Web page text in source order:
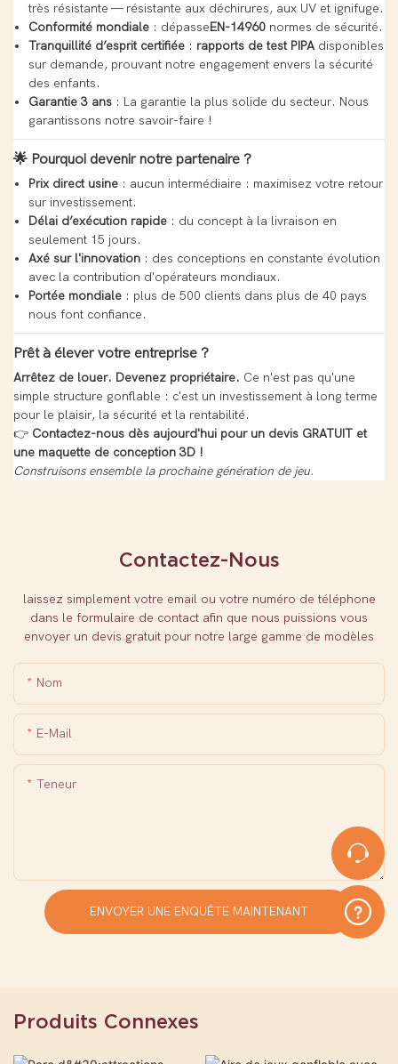
très résistante — résistante aux déchirures, aux UV et ignifuge.
Conformité mondiale: dépasseEN-14960normes de sécurité.
Tranquillité d’esprit certifiée: rapports de test PIPAdisponibles
sur demande, prouvant notre engagement envers la sécurité
des enfants.
Garantie 3 ans: La garantie la plus solide du secteur. Nous
garantissons notre savoir-faire !
🌟 Pourquoi devenir notre partenaire ?
Prix ​​direct usine: aucun intermédiaire : maximisez votre retour
sur investissement.
Délai d’exécution rapide: du concept à la livraison en
seulement 15 jours.
Axé sur l'innovation: des conceptions en constante évolution
avec la contribution d'opérateurs mondiaux.
Portée mondiale: plus de 500 clients dans plus de 40 pays
nous font confiance.
Prêt à élever votre entreprise ?
Arrêtez de louer. Devenez propriétaire. Ce n'est pas qu'une
simple structure gonflable : c'est un investissement à long terme
pour le plaisir, la sécurité et la rentabilité.
👉 Contactez-nous dès aujourd'hui pour un devis GRATUIT et
une maquette de conception 3D !
Construisons ensemble la prochaine génération de jeu.
Contactez-Nous
laissez simplement votre email ou votre numéro de téléphone
dans le formulaire de contact afin que nous puissions vous
envoyer un devis gratuit pour notre large gamme de modèles
Nom
E-Mail
Teneur
ENVOYER UNE ENQUÊTE MAINTENANT
Produits Connexes